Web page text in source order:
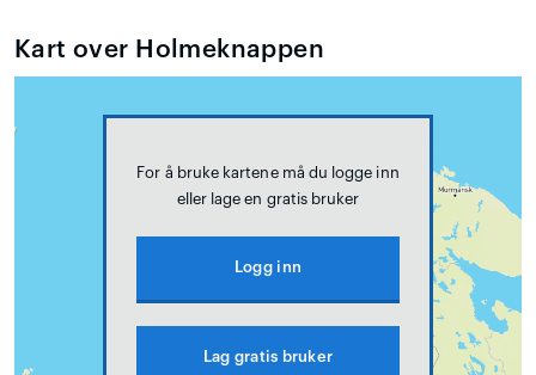
Kart over Holmeknappen
For å bruke kartene må du logge inn
eller lage en gratis bruker
Logg inn
Lag gratis bruker